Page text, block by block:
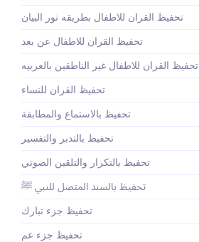
تحفيظ القران للاطفال بطريقه نور البيان
تحفيظ القران للاطفال عن بعد
تحفيظ القران للاطفال غير الناطقين بالعربيه
تحفيظ القران للنساء
تحفيظ بالاستماع والمطابقة
تحفيظ بالتدبر والتفسير
تحفيظ بالتكرار والتلقين الصوتي
تحفيظ بالسند المتصل للنبي ﷺ
تحفيظ جزء تبارك
تحفيظ جزء عم